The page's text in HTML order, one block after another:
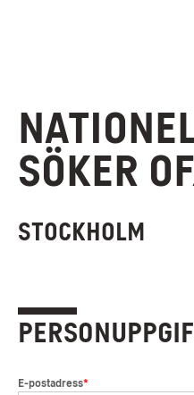
söker
Stockholm
E-postadress*